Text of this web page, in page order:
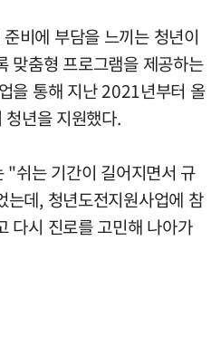
비에 부담을 느끼는 청년이
맞춤형 프로그램을 제공하는
을 통해 지난 2021년부터 올
년을 지원했다.
"쉬는 기간이 길어지면서 규
는데, 청년도전지원사업에 참
다시 진로를 고민해 나아가